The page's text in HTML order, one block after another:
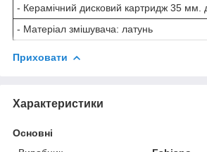
- Керамічний дисковий картридж 35 мм.
- Матеріал змішувача: латунь
Приховати
Характеристики
Основні